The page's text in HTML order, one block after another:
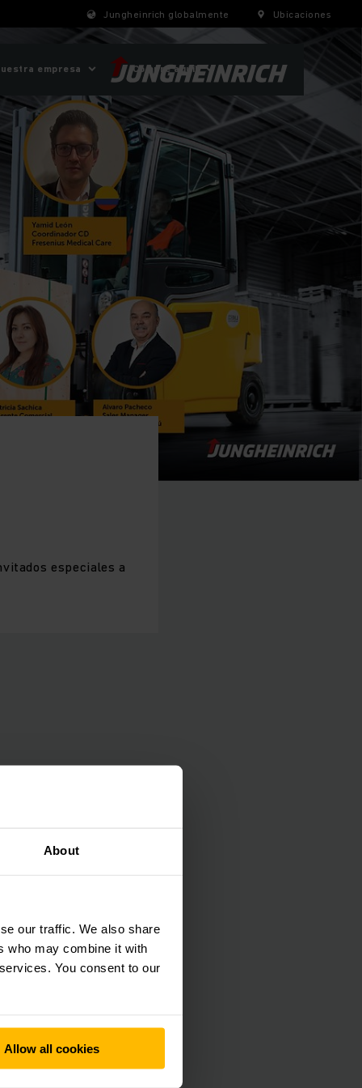
About
our traffic. We also share
who may combine it with
You consent to our
Allow all cookies
Jungheinrich globalmente Ubicaciones
empresa ¡Compre aquí!
especiales a